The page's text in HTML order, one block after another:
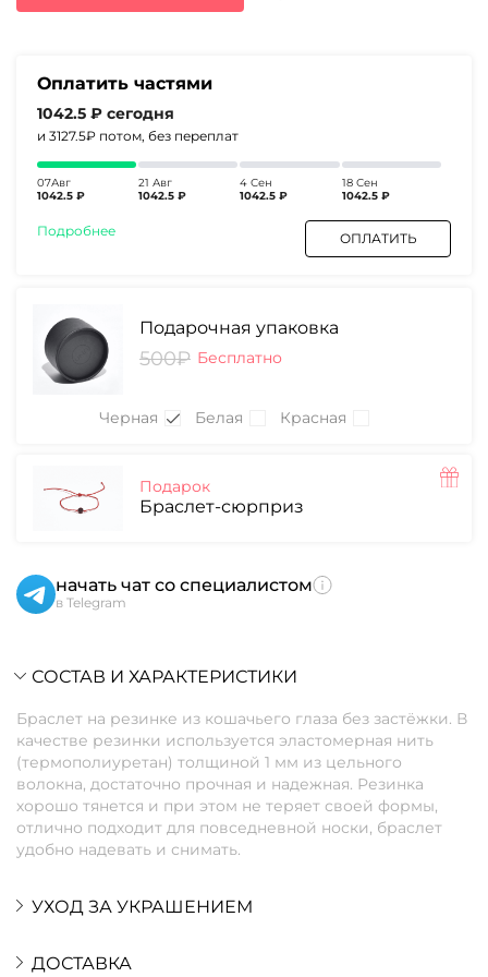
5380₽.
Оплатить частями
1042.5 ₽ сегодня
и 3127.5₽ потом, без переплат
07Авг
1042.5 ₽
21 Авг
1042.5 ₽
4 Сен
1042.5 ₽
18 Сен
1042.5 ₽
Подробнее ОПЛАТИТЬ
Подарочная упаковка
500₽ Бесплатно
Черная Белая Красная
Подарок
Браслет-сюрприз
начать чат со специалистом
в Telegram
СОСТАВ И ХАРАКТЕРИСТИКИ
Браслет на резинке из кошачьего глаза без застёжки. В
качестве резинки используется эластомерная нить
(термополиуретан) толщиной 1 мм из цельного
волокна, достаточно прочная и надежная. Резинка
хорошо тянется и при этом не теряет своей формы,
отлично подходит для повседневной носки, браслет
удобно надевать и снимать.
УХОД ЗА УКРАШЕНИЕМ
ДОСТАВКА